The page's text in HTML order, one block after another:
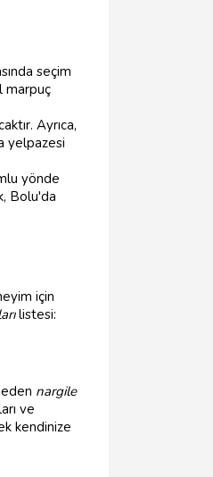
seçim
marpuç
Ayrıca,
yelpazesi
yönde
Bolu'da
için
listesi:
nargile
ve
kendinize